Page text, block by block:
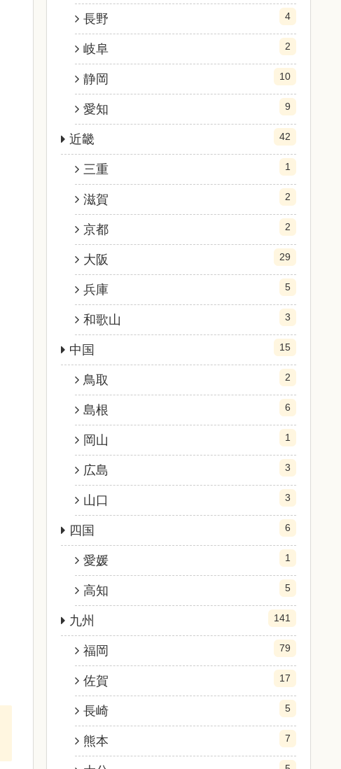
長野 4
岐阜 2
静岡 10
愛知 9
近畿 42
三重 1
滋賀 2
京都 2
大阪 29
兵庫 5
和歌山 3
中国 15
鳥取 2
島根 6
岡山 1
広島 3
山口 3
四国 6
愛媛 1
高知 5
九州 141
福岡 79
佐賀 17
長崎 5
熊本 7